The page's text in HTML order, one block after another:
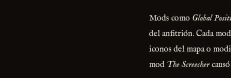
Mods como Global
del anfitrión. Cada
iconos del mapa o
mod The Screecher